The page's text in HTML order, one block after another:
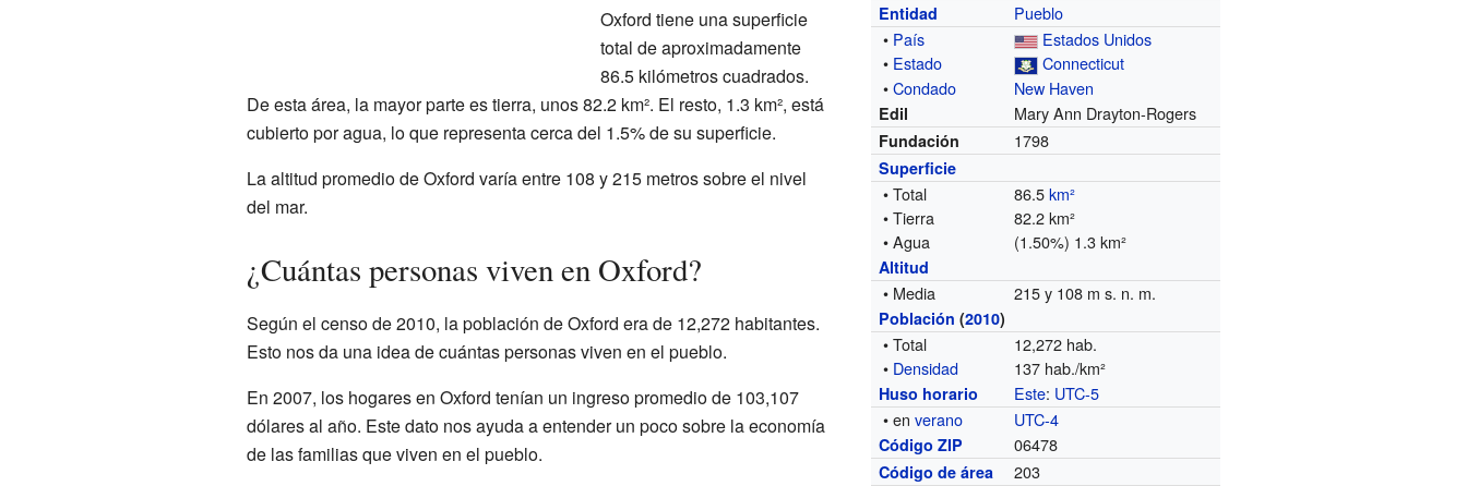
Entidad
Pueblo
• País
Estados Unidos
• Estado
Connecticut
•Condado New Haven
Edil Mary Ann Drayton-Rogers
Fundación 1798
Superficie
• Total 86.5km²
• Tierra
82.2 km²
• Agua
(1.50%) 1.3 km²
Altitud
• Media 215 y 108 m s. n. m.
Población (2010)
• Total
12,272 hab.
• Densidad 137 hab./km²
Huso horario Este: UTC-5
• enverano UTC-4
Código ZIP 06478
Código de área
203
Oxford tiene una superficie
total de aproximadamente
86.5 kilómetros cuadrados.
De esta área, la mayor parte es tierra, unos 82.2 km². El resto, 1.3 km², está
cubierto por agua, lo que representa cerca del 1.5% de su superficie.
La altitud promedio de Oxford varía entre 108 y 215 metros sobre el nivel
del mar.
¿Cuántas personas viven en Oxford?
Según el censo de 2010, la población de Oxford era de 12,272 habitantes.
Esto nos da una idea de cuántas personas viven en el pueblo.
En 2007, los hogares en Oxford tenían un ingreso promedio de 103,107
dólares al año. Este dato nos ayuda a entender un poco sobre la economía
de las familias que viven en el pueblo.